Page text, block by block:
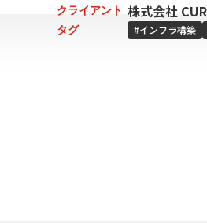
クライアント 株式会社
タグ #インフラ構築